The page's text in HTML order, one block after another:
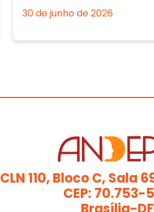
30 de junho de 2026
CLN 110, Bloco C, Sala
CEP: 70.753-